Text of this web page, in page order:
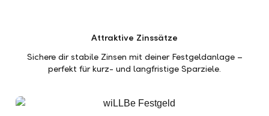
Attraktive Zinssätze
Sichere dir stabile Zinsen mit deiner Festgeldanlage –
perfekt für kurz- und langfristige Sparziele.